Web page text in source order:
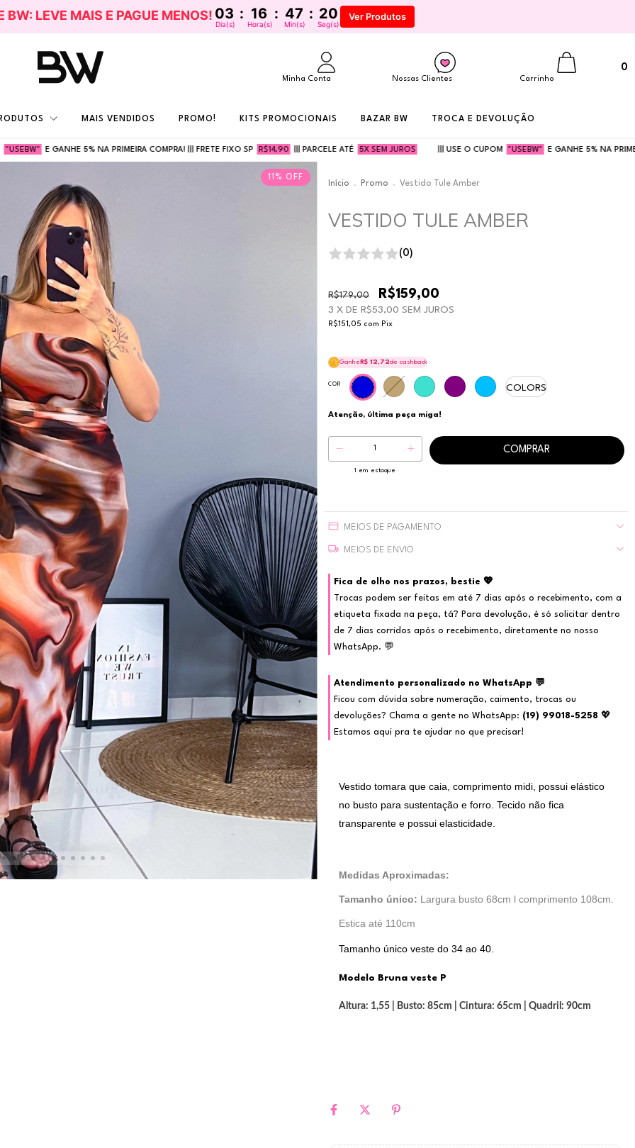
LEVE MAIS E PAGUE MENOS! 03 : 16 : 47 : 18
Dia(s) Hora(s) Min(s) Seg(s)
Ver Produtos
Minha Conta Nossas Clientes Carrinho
0
MAIS VENDIDOS PROMO! KITS PROMOCIONAIS BAZAR BW TROCA E DEVOLUÇÃO
5% NA PRIMEIRA COMPRA! ||| FRETE FIXO SP R$14,90 ||| PARCELE ATÉ 5X SEM JUROS ||| USE O CUPOM "USEBW" E GANHE 5% NA PRIMEIRA COMPRA! |||
11 % OFF
Início . Promo . Vestido Tule Amber
VESTIDO TULE AMBER
(0)
R$179,00 R$159,00
3 X DE R$53,00 SEM JUROS
R$151,05 com Pix
Ganhe R$ 12,72de cashback
COR COLORS
Atenção, última peça miga!
1 em estoque
MEIOS DE PAGAMENTO
MEIOS DE ENVIO
Fica de olho nos prazos, bestie 💖
Trocas podem ser feitas em até 7 dias após o recebimento, com a
etiqueta fixada na peça, tá? Para devolução, é só solicitar dentro
de 7 dias corridos após o recebimento, diretamente no nosso
WhatsApp. 💬
Atendimento personalizado no WhatsApp 💬
Ficou com dúvida sobre numeração, caimento, trocas ou
devoluções? Chama a gente no WhatsApp: (19) 99018-5258 💖
Estamos aqui pra te ajudar no que precisar!
Vestido tomara que caia, comprimento midi, possui elástico
no busto para sustentação e forro. Tecido não fica
transparente e possui elasticidade.
Medidas Aproximadas:
Tamanho único: Largura busto 68cm l comprimento 108cm.
Estica até 110cm
Tamanho único veste do 34 ao 40.
Modelo Bruna veste P
Altura: 1,55 | Busto: 85cm | Cintura: 65cm | Quadril: 90cm